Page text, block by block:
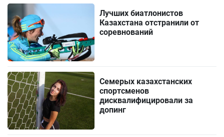
Лучших биатлонистов
Казахстана отстранили от
соревнований
Семерых казахстанских
спортсменов
дисквалифицировали за
допинг